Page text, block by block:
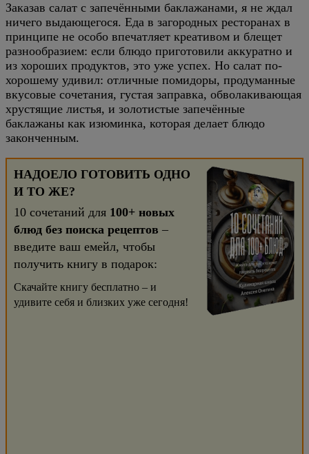
Заказав салат с запечёнными баклажанами, я не ждал
ничего выдающегося. Еда в загородных ресторанах в
принципе не особо впечатляет креативом и блещет
разнообразием: если блюдо приготовили аккуратно и
из хороших продуктов, это уже успех. Но салат по-
хорошему удивил: отличные помидоры, продуманные
вкусовые сочетания, густая заправка, обволакивающая
хрустящие листья, и золотистые запечённые
баклажаны как изюминка, которая делает блюдо
законченным.
НАДОЕЛО ГОТОВИТЬ ОДНО
И ТО ЖЕ?
10 сочетаний для 100+ новых
блюд без поиска рецептов –
введите ваш емейл, чтобы
получить книгу в подарок:
Скачайте книгу бесплатно – и
удивите себя и близких уже сегодня!